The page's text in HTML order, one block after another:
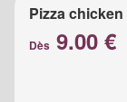
Pizza chicken
Dès 9.00 €